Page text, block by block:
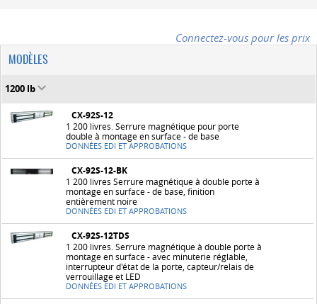
Connectez-vous pour les prix
MODÈLES
1200 lb
CX-92S-12
1 200 livres. Serrure magnétique pour porte
double à montage en surface - de base
DONNÉES EDI ET APPROBATIONS
CX-92S-12-BK
1 200 livres Serrure magnétique à double porte à
montage en surface - de base, finition
entièrement noire
DONNÉES EDI ET APPROBATIONS
CX-92S-12TDS
1 200 livres. Serrure magnétique à double porte à
montage en surface - avec minuterie réglable,
interrupteur d'état de la porte, capteur/relais de
verrouillage et LED
DONNÉES EDI ET APPROBATIONS